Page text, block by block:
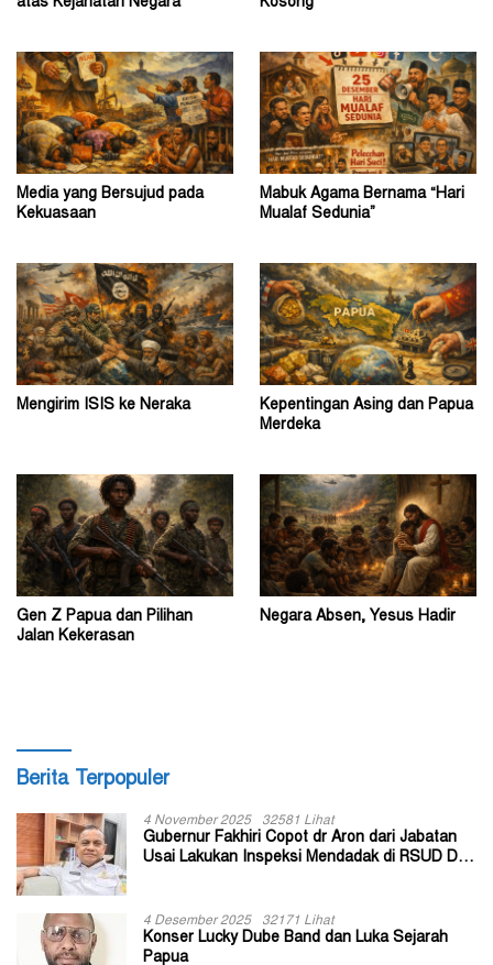
atas Kejahatan Negara
Kosong
Media yang Bersujud pada
Kekuasaan
Mabuk Agama Bernama “Hari
Mualaf Sedunia”
Mengirim ISIS ke Neraka
Kepentingan Asing dan Papua
Merdeka
Gen Z Papua dan Pilihan
Jalan Kekerasan
Negara Absen, Yesus Hadir
Berita Terpopuler
4 November 2025 32581 Lihat
Gubernur Fakhiri Copot dr Aron dari Jabatan
Usai Lakukan Inspeksi Mendadak di RSUD Dok
4 Desember 2025 32171 Lihat
Konser Lucky Dube Band dan Luka Sejarah
Papua